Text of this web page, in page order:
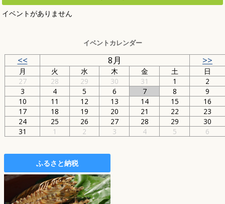
イベントがありません
イベントカレンダー
<< 8月 >>
月 火 水 木 金 土
日
27
28 29 30 31 1
2
3
4 5 6 7 8
9
10
11 12 13 14 15
16
17
18 19 20 21 22
23
24
25 26 27 28 29
30
31
1 2 3 4 5 6
ふるさと納税